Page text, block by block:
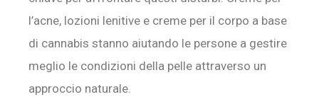
l’acne, lozioni lenitive e creme per il corpo a base
di cannabis stanno aiutando le persone a gestire
meglio le condizioni della pelle attraverso un
approccio naturale.